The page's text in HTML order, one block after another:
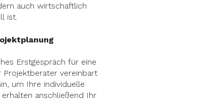
auch wirtschaftlich
ist.
Erstgespräch für eine
Projektberater vereinbart
um Ihre individuelle
anschließend Ihr